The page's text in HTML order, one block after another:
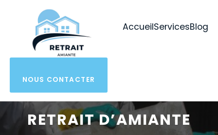
AccueilServicesBlog
NOUS CONTACTER
RETRAIT D’AMIANTE